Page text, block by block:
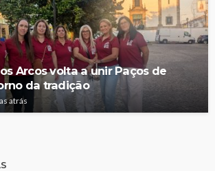
Arcos volta a unir Paços de
da tradição
atrás